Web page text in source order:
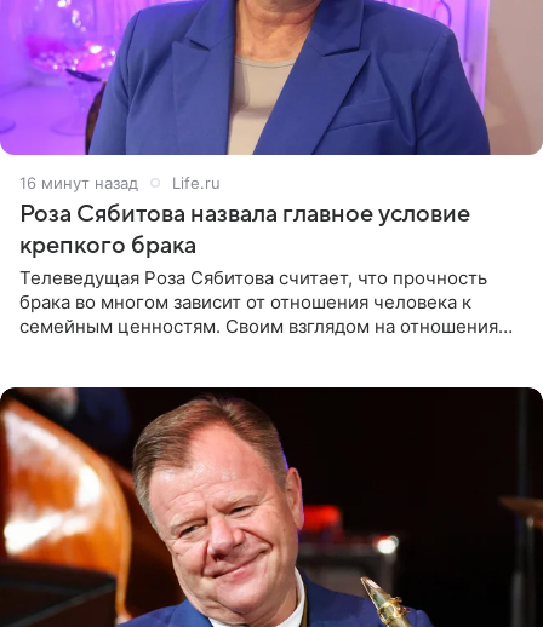
16 минут назад Life.ru
Роза Сябитова назвала главное условие
крепкого брака
Телеведущая Роза Сябитова считает, что прочность
брака во многом зависит от отношения человека к
семейным ценностям. Своим взглядом на отношения